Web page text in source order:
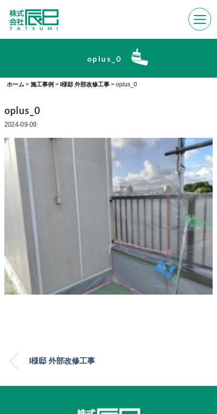
oplus_0
ホーム> 施工事例 > I様邸 外部改修工事> oplus_0
oplus_0
2024-09-09
I様邸 外部改修工事